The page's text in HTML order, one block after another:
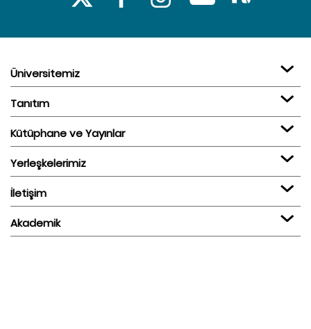
Üniversitemiz
Tanıtım
Kütüphane ve Yayınlar
Yerleşkelerimiz
İletişim
Akademik